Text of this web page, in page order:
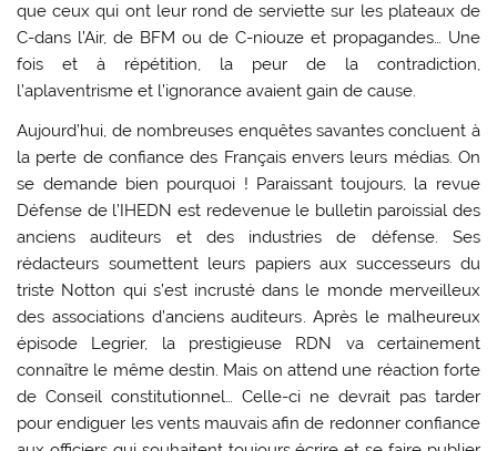
que ceux qui ont leur rond de serviette sur les plateaux de
C-dans l’Air, de BFM ou de C-niouze et propagandes… Une
fois et à répétition, la peur de la contradiction,
l’aplaventrisme et l’ignorance avaient gain de cause.
Aujourd’hui, de nombreuses enquêtes savantes concluent à
la perte de confiance des Français envers leurs médias. On
se demande bien pourquoi ! Paraissant toujours, la revue
Défense de l’IHEDN est redevenue le bulletin paroissial des
anciens auditeurs et des industries de défense. Ses
rédacteurs soumettent leurs papiers aux successeurs du
triste Notton qui s’est incrusté dans le monde merveilleux
des associations d’anciens auditeurs. Après le malheureux
épisode Legrier, la prestigieuse RDN va certainement
connaître le même destin. Mais on attend une réaction forte
de Conseil constitutionnel… Celle-ci ne devrait pas tarder
pour endiguer les vents mauvais afin de redonner confiance